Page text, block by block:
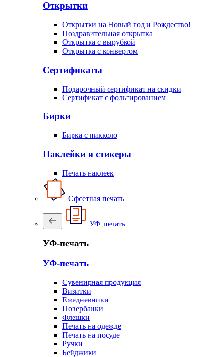
Открытки
Открытки на Новый год и Рождество!
Поздравительная открытка
Открытка с вырубкой
Открытка с конвертом
Сертификаты
Подарочный сертификат на скидки
Сертификат с фольгированием
Бирки
Бирка с пикколо
Наклейки и стикеры
Печать наклеек
Офсетная печать
УФ-печать
УФ-печать
УФ-печать
Сувенирная продукция
Визитки
Ежедневники
Повербанки
Флешки
Печать на одежде
Печать на посуде
Ручки
Бейджики